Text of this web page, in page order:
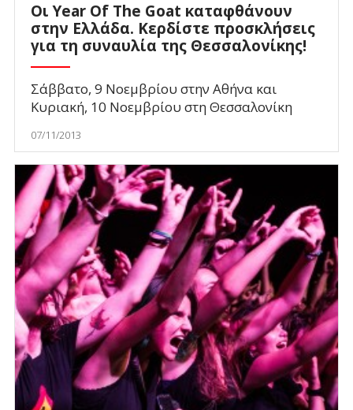
Οι Year Of The Goat καταφθάνουν
στην Ελλάδα. Κερδίστε προσκλήσεις
για τη συναυλία της Θεσσαλονίκης!
Σάββατο, 9 Νοεμβρίου στην Αθήνα και
Κυριακή, 10 Νοεμβρίου στη Θεσσαλονίκη
07/11/2013